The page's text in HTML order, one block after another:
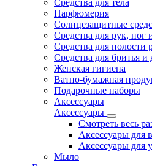
Средства для тела
Парфюмерия
Солнцезащитные
Средства для рук, ног
Средства для полости
Средства для бритья и
Женская гигиена
Ватно-бумажная
Подарочные наборы
Аксессуары
Аксессуары
Смотреть весь
Аксессуары для
Аксессуары для
Мыло